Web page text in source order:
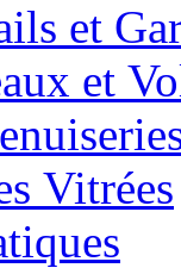
et
et
Vitrées